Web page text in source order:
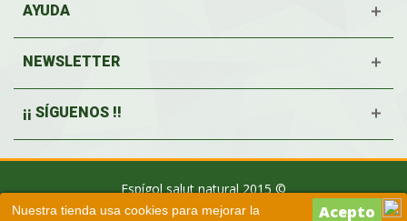
Nuestra tienda usa cookies para mejorar la
AYUDA
NEWSLETTER
¡¡ SÍGUENOS !!
Espígol salut natural 2015 ©